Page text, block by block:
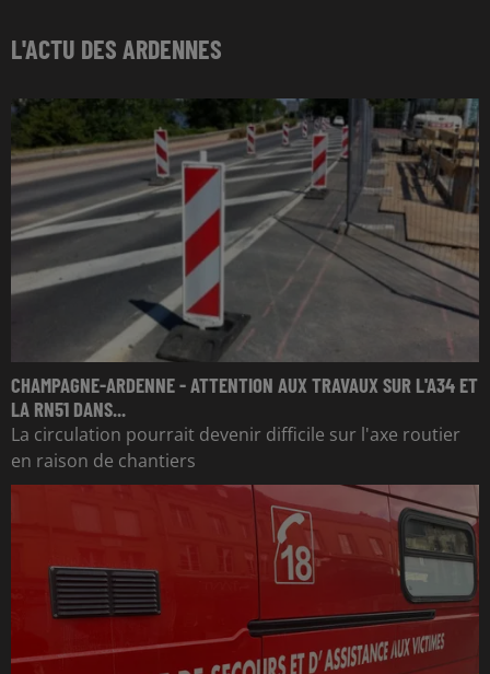
L'ACTU DES ARDENNES
CHAMPAGNE-ARDENNE - ATTENTION AUX TRAVAUX SUR L'A34 ET
LA RN51 DANS...
La circulation pourrait devenir difficile sur l'axe routier
en raison de chantiers